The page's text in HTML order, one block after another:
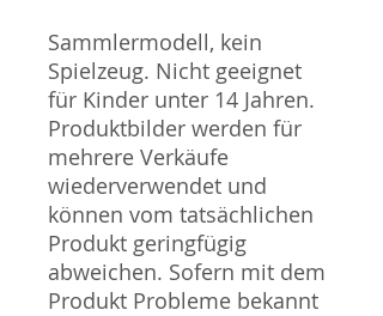
Sammlermodell, kein
Spielzeug. Nicht geeignet
für Kinder unter 14 Jahren.
Produktbilder werden für
mehrere Verkäufe
wiederverwendet und
können vom tatsächlichen
Produkt geringfügig
abweichen. Sofern mit dem
Produkt Probleme bekannt